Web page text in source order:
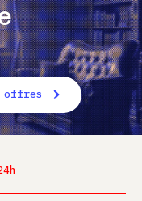
offres